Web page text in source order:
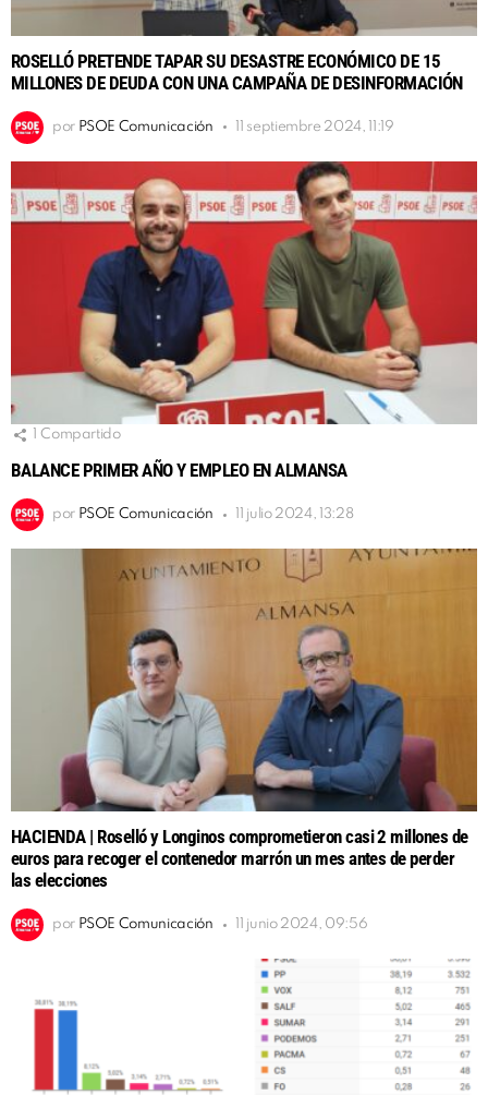
ROSELLÓ PRETENDE TAPAR SU DESASTRE ECONÓMICO DE 15
MILLONES DE DEUDA CON UNA CAMPAÑA DE DESINFORMACIÓN
por PSOE Comunicación 11 septiembre 2024, 11:19
Compartido
BALANCE PRIMER AÑO Y EMPLEO EN ALMANSA
por PSOE Comunicación 11 julio 2024, 13:28
HACIENDA | Roselló y Longinos comprometieron casi 2 millones de
euros para recoger el contenedor marrón un mes antes de perder
las elecciones
por PSOE Comunicación 11 junio 2024, 09:56